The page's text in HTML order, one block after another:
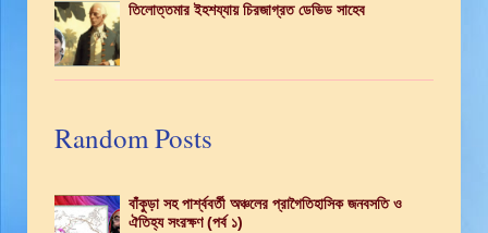
তিলোত্তমার ইহশয্যায় চিরজাগ্রত ডেভিড সাহেব
Random Posts
বাঁকুড়া সহ পার্শ্ববর্তী অঞ্চলের প্রাগৈতিহাসিক জনবসতি ও
ঐতিহ্য সংরক্ষণ (পর্ব ১)